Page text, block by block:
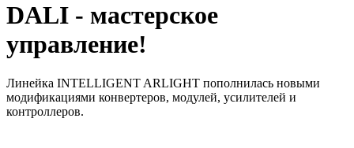
DALI - мастерское
управление!
Линейка INTELLIGENT ARLIGHT пополнилась новыми
модификациями конвертеров, модулей, усилителей и
контроллеров.